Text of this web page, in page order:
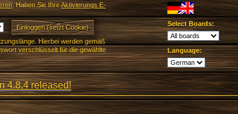
. Haben Sie IhreAktivierungs E-
Hierbei werden gemäß
verschlüsselt für die gewählte
Select Boards:
Language:
4.8.4 released!